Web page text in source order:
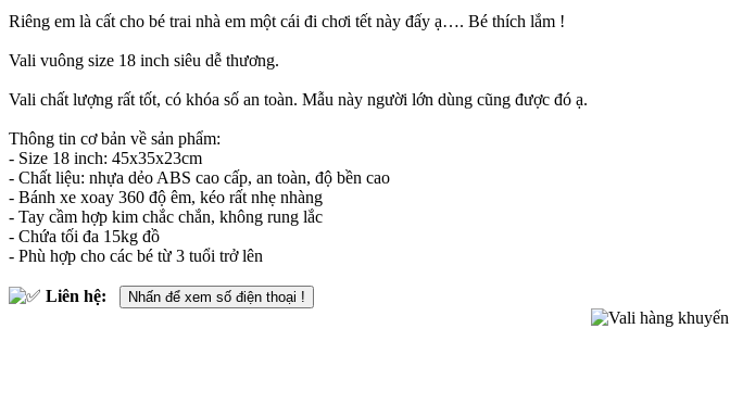
Riêng em là cất cho bé trai nhà em một cái đi chơi tết này đấy ạ…. Bé thích lắm !
Vali vuông size 18 inch siêu dễ thương.
Vali chất lượng rất tốt, có khóa số an toàn. Mẫu này người lớn dùng cũng được đó ạ.
Thông tin cơ bản về sản phẩm:
- Size 18 inch: 45x35x23cm
- Chất liệu: nhựa dẻo ABS cao cấp, an toàn, độ bền cao
- Bánh xe xoay 360 độ êm, kéo rất nhẹ nhàng
- Tay cầm hợp kim chắc chắn, không rung lắc
- Chứa tối đa 15kg đồ
- Phù hợp cho các bé từ 3 tuổi trở lên
Liên hệ: Nhấn để xem số điện thoại !